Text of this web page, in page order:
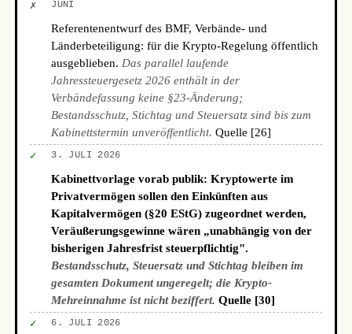
✗ JUNI
Referentenentwurf des BMF, Verbände- und
Länderbeteiligung: für die Krypto-Regelung öffentlich
ausgeblieben. Das parallel laufende
Jahressteuergesetz 2026 enthält in der
Verbändefassung keine §23-Änderung;
Bestandsschutz, Stichtag und Steuersatz sind bis zum
Kabinettstermin unveröffentlicht. Quelle [26]
✓ 3. JULI 2026
Kabinettvorlage vorab publik: Kryptowerte im
Privatvermögen sollen den Einkünften aus
Kapitalvermögen (§20 EStG) zugeordnet werden,
Veräußerungsgewinne wären „unabhängig von der
bisherigen Jahresfrist steuerpflichtig".
Bestandsschutz, Steuersatz und Stichtag bleiben im
gesamten Dokument ungeregelt; die Krypto-
Mehreinnahme ist nicht beziffert. Quelle [30]
✓ 6. JULI 2026